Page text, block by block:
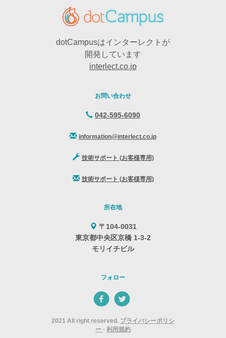
dotCampusはインターレクトが
開発しています
interlect.co.jp
お問い合わせ
042-595-6090
information@interlect.co.jp
技術サポート (お客様専用)
技術サポート (お客様専用)
所在地
〒104-0031
東京都中央区京橋 1-3-2
モリイチビル
フォロー
2021 All right reserved. プライバシーポリシ
ー · 利用規約